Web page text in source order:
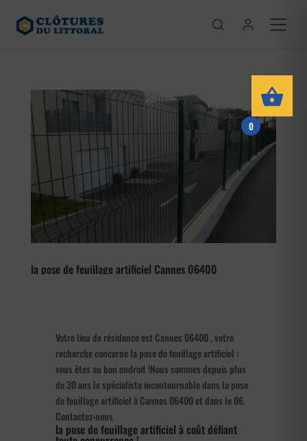
la pose de feuillage artificiel Cannes 06400
Votre lieu de résidence est Cannes 06400 , votre
recherche concerne la pose de feuillage artificiel :
vous êtes au bon endroit !Nous sommes depuis plus
de 30 ans le spécialiste incontournable dans la pose
de feuillage artificiel à Cannes 06400 et dans le 06.
Contactez-nous
la pose de feuillage artificiel à coût défiant
0